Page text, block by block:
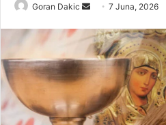
Goran Dakic
n
d
a
e
m
7 Juna, 2026